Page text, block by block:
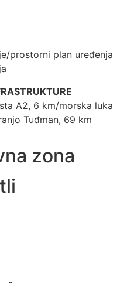
prostorni plan uređenja
A2, 6 km/morska luka
Tuđman, 69 km
zona